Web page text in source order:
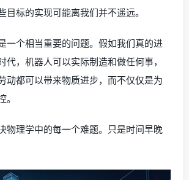
目标的实现可能离我们并不遥远。
一个相当重要的问题。假如我们真的进
代，机器人可以实际制造和做任何事，
动都可以带来物质进步，而不仅仅是为
物理学中的每一个难题。只是时间早晚